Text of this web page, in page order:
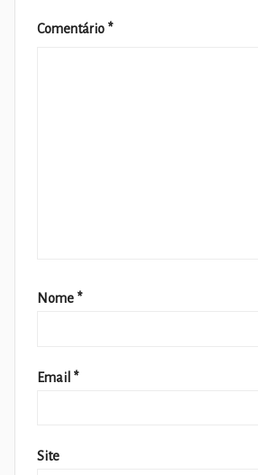
Comentário *
Nome *
Email *
Site